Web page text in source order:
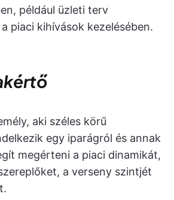
például üzleti terv
piaci kihívások kezelésében.
aki széles körű
egy iparágról és annak
megérteni a piaci dinamikát,
a verseny szintjét